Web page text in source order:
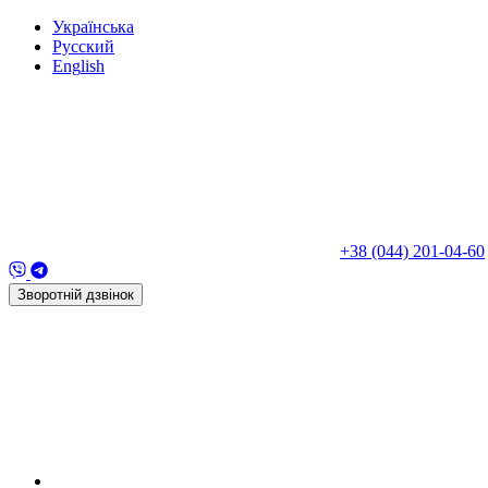
Українська
Русский
English
+38 (044) 201-04-60
Зворотній дзвінок